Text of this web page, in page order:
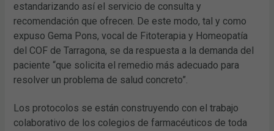
estandarizando así el servicio de consulta y
recomendación que ofrecen. De este modo, tal y como
expuso Gema Pons, vocal de Fitoterapia y Homeopatía
del COF de Tarragona, se da respuesta a la demanda del
paciente “que solicita el remedio más adecuado para
resolver un problema de salud concreto”.
Los protocolos se están construyendo con el trabajo
colaborativo de los colegios de farmacéuticos de toda